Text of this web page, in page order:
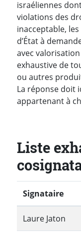
israéliennes
violations des
inacceptable, les
d’État à
avec
exhaustive de
ou autres
La réponse doit
appartenant à
Liste
Signataire
Laure Jaton